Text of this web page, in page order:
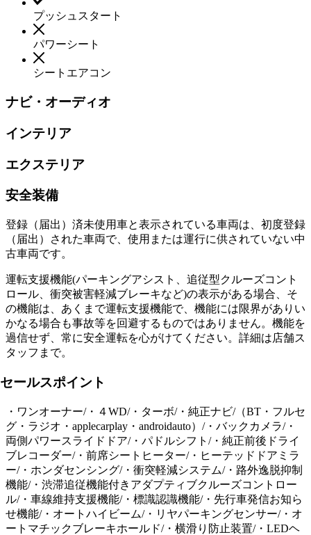
プッシュスタート
パワーシート
シートエアコン
ナビ・オーディオ
インテリア
エクステリア
安全装備
登録（届出）済未使用車と表示されている車両は、初度登録
（届出）された車両で、使用または運行に供されていない中
古車両です。
運転支援機能(パーキングアシスト、追従型クルーズコント
ロール、衝突被害軽減ブレーキなど)の表示がある場合、そ
の機能は、あくまで運転支援機能で、機能には限界がありい
かなる場合も事故等を回避するものではありません。機能を
過信せず、常に安全運転を心がけてください。詳細は店舗ス
タッフまで。
セールスポイント
・ワンオーナー/・４WD/・ターボ/・純正ナビ/（BT・フルセ
グ・ラジオ・applecarplay・androidauto）/・バックカメラ/・
両側パワースライドドア/・パドルシフト/・純正前後ドライ
ブレコーダー/・前席シートヒーター/・ヒーテッドドアミラ
ー/・ホンダセンシング/・衝突軽減システム/・路外逸脱抑制
機能/・渋滞追従機能付きアダプティブクルーズコントロー
ル/・車線維持支援機能/・標識認識機能/・先行車発信お知ら
せ機能/・オートハイビーム/・リヤパーキングセンサー/・オ
ートマチックブレーキホールド/・横滑り防止装置/・LEDヘ